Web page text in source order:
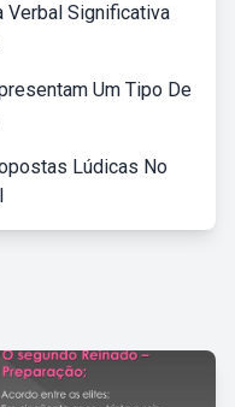
Verbal Significativa
Um Tipo De
Lúdicas No